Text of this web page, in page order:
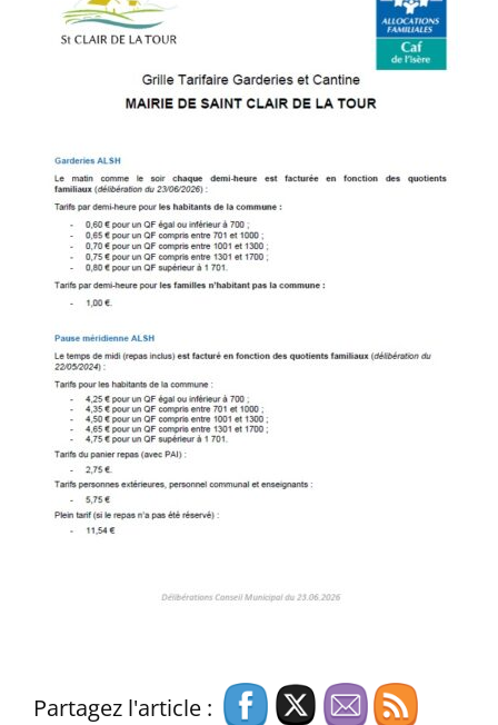
Partagez l'article :